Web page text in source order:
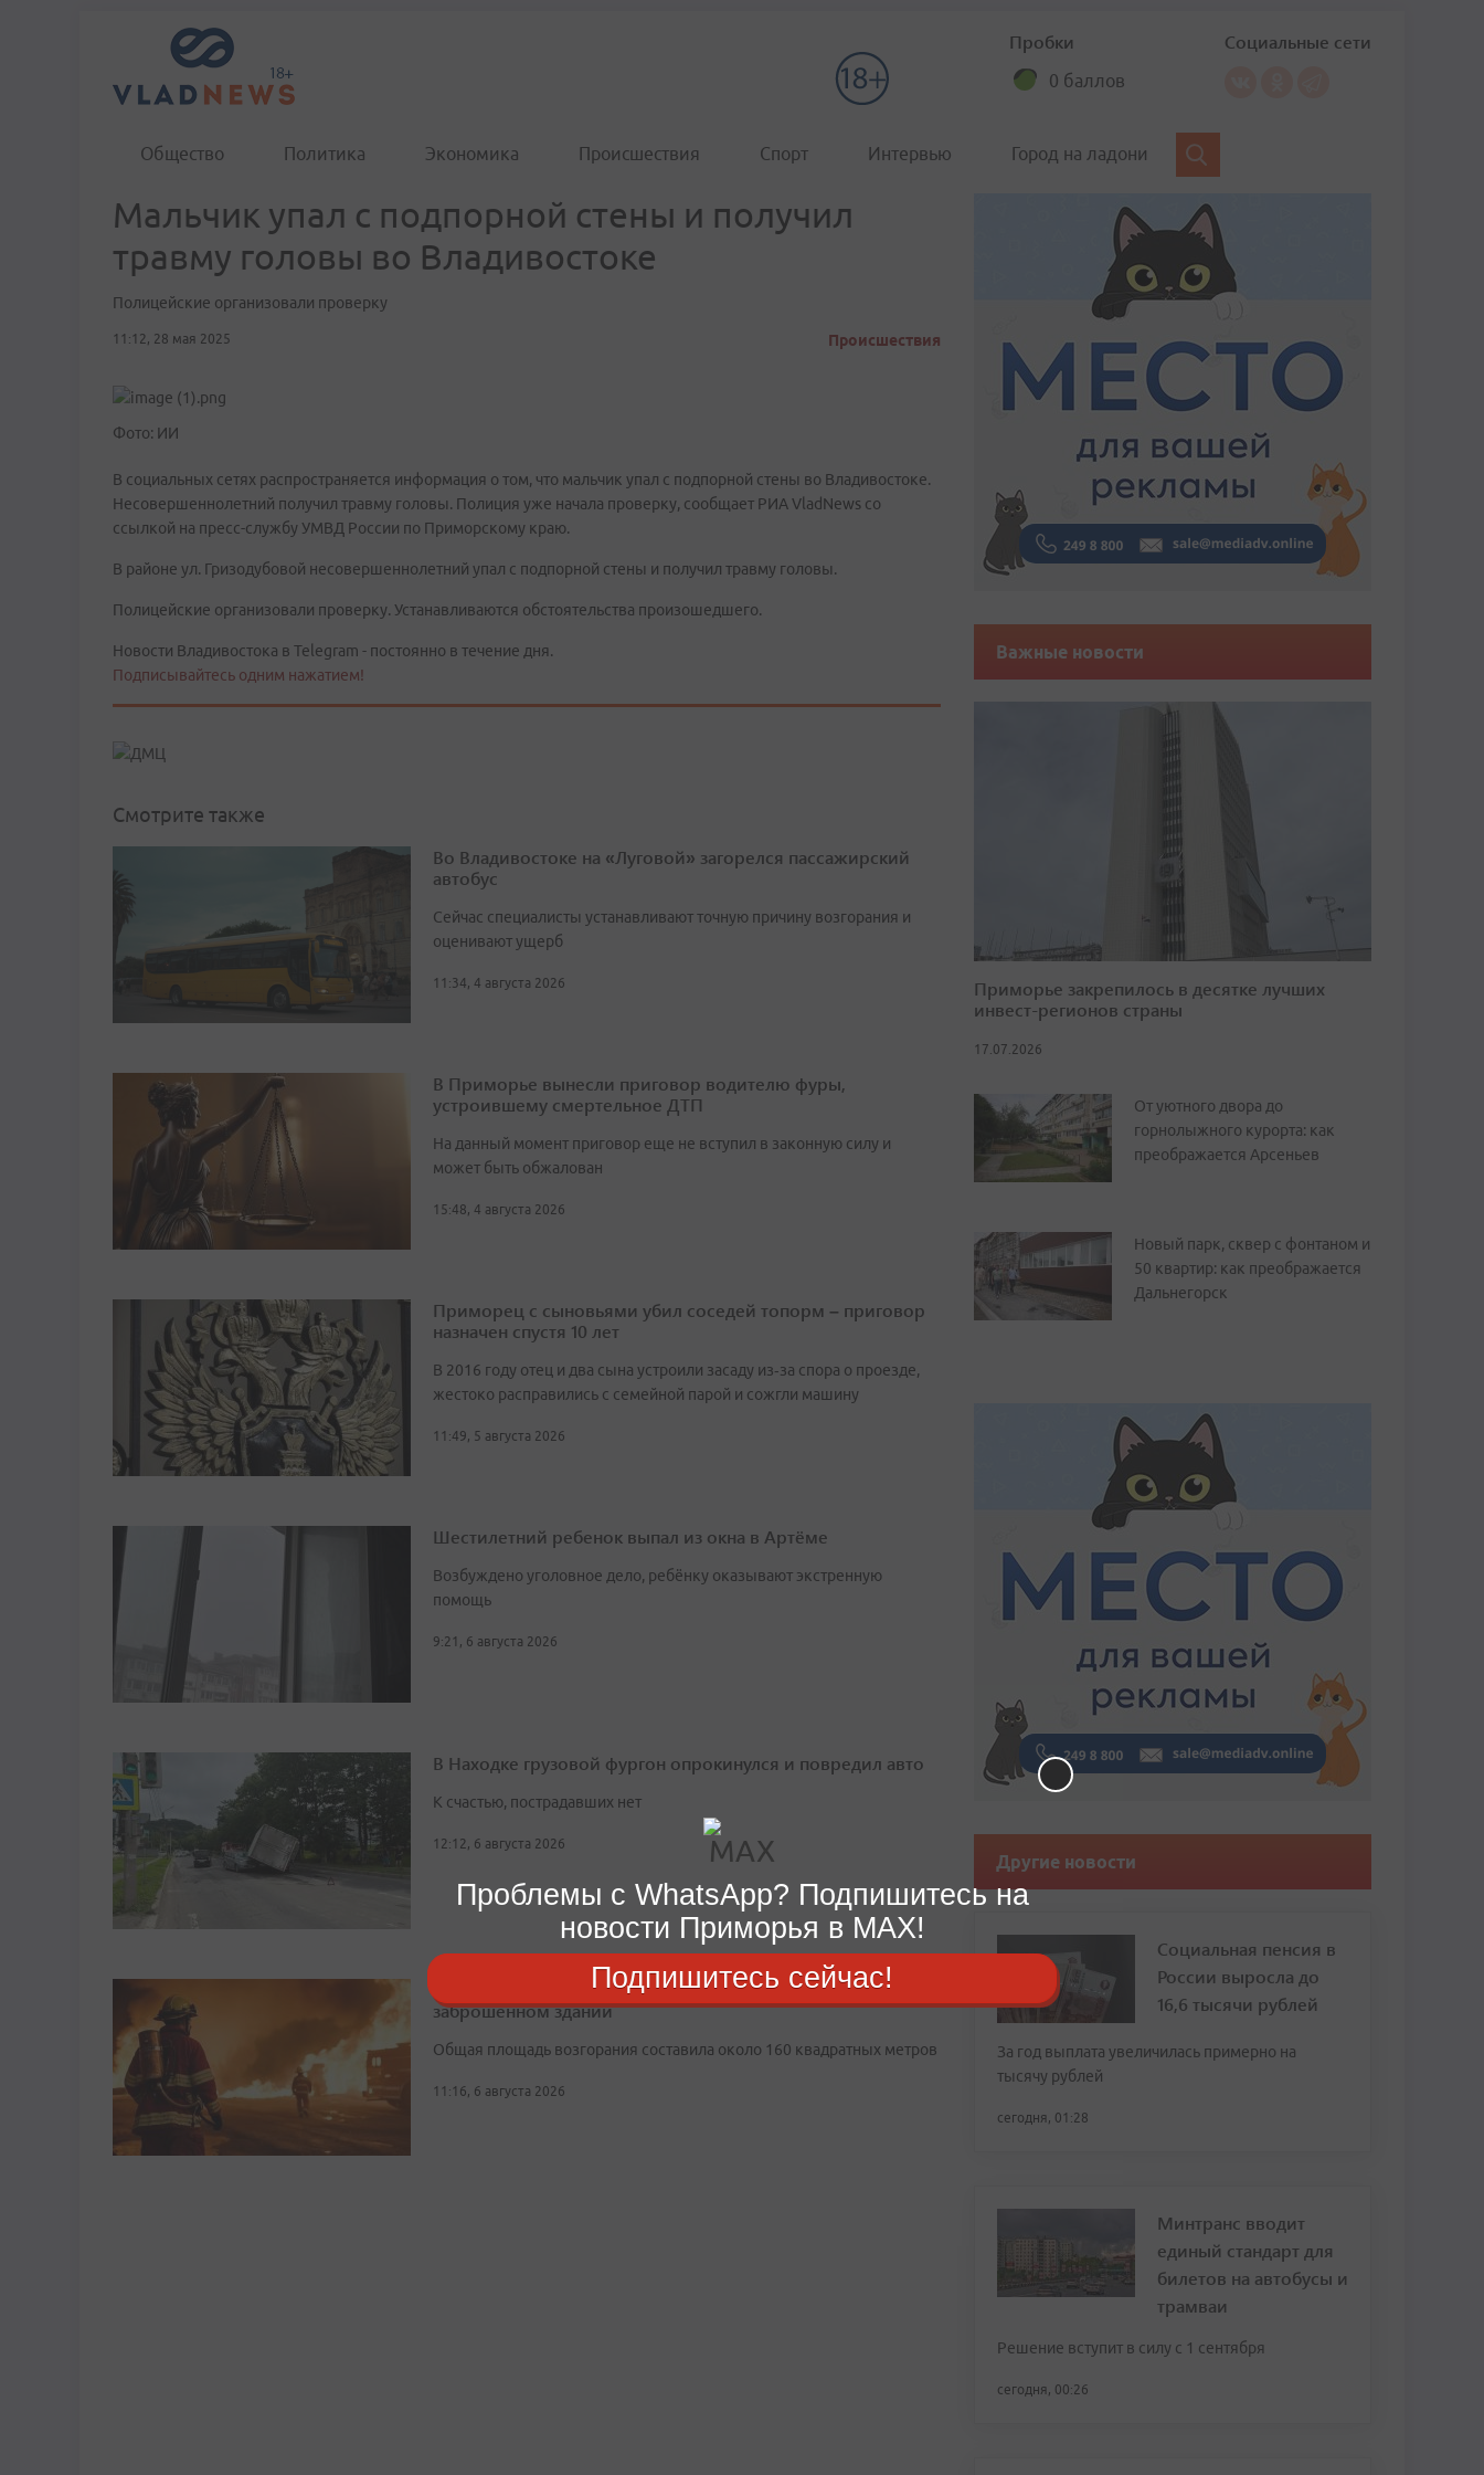
Пробки
0 баллов
Социальные сети
Общество Политика Экономика Происшествия Спорт Интервью Город на ладони
Мальчик упал с подпорной стены и получил
травму головы во Владивостоке
Полицейские организовали проверку
11:12, 28 мая 2025 Происшествия
Фото: ИИ
В социальных сетях распространяется информация о том, что мальчик упал с подпорной стены во Владивостоке.
Несовершеннолетний получил травму головы. Полиция уже начала проверку, сообщает РИА VladNews со
ссылкой на пресс-службу УМВД России по Приморскому краю.
В районе ул. Гризодубовой несовершеннолетний упал с подпорной стены и получил травму головы.
Полицейские организовали проверку. Устанавливаются обстоятельства произошедшего.
Новости Владивостока в Telegram - постоянно в течение дня.
Подписывайтесь одним нажатием!
Смотрите также
Во Владивостоке на «Луговой» загорелся пассажирский
автобус
Сейчас специалисты устанавливают точную причину возгорания и
оценивают ущерб
11:34, 4 августа 2026
В Приморье вынесли приговор водителю фуры,
устроившему смертельное ДТП
На данный момент приговор еще не вступил в законную силу и
может быть обжалован
15:48, 4 августа 2026
Приморец с сыновьями убил соседей топорм – приговор
назначен спустя 10 лет
В 2016 году отец и два сына устроили засаду из‑за спора о проезде,
жестоко расправились с семейной парой и сожгли машину
11:49, 5 августа 2026
Шестилетний ребенок выпал из окна в Артёме
Возбуждено уголовное дело, ребёнку оказывают экстренную
помощь
9:21, 6 августа 2026
В Находке грузовой фургон опрокинулся и повредил авто
К счастью, пострадавших нет
12:12, 6 августа 2026
В Большом Камне огнеборцы МЧС потушили пожар в
заброшенном здании
Общая площадь возгорания составила около 160 квадратных метров
11:16, 6 августа 2026
Важные новости
Приморье закрепилось в десятке лучших
инвест-регионов страны
17.07.2026
От уютного двора до
горнолыжного курорта: как
преображается Арсеньев
Новый парк, сквер с фонтаном и
50 квартир: как преображается
Дальнегорск
Другие новости
Социальная пенсия в
России выросла до
16,6 тысячи рублей
За год выплата увеличилась примерно на
тысячу рублей
сегодня, 01:28
Минтранс вводит
единый стандарт для
билетов на автобусы и
трамваи
Решение вступит в силу с 1 сентября
сегодня, 00:26
Проблемы с WhatsApp? Подпишитесь на
новости Приморья в MAX!
Подпишитесь сейчас!